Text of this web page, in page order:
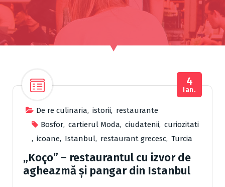
t
De re culinaria, istorii, restaurante
Bosfor, cartierul Moda, ciudatenii, curiozitati
, icoane, Istanbul, restaurant grecesc, Turcia
4
Ian.
„Koço” – restaurantul cu izvor de
agheazmă şi pangar din Istanbul